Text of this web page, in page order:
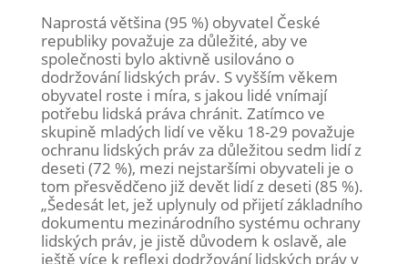
Naprostá většina (95 %) obyvatel České
republiky považuje za důležité, aby ve
společnosti bylo aktivně usilováno o
dodržování lidských práv. S vyšším věkem
obyvatel roste i míra, s jakou lidé vnímají
potřebu lidská práva chránit. Zatímco ve
skupině mladých lidí ve věku 18-29 považuje
ochranu lidských práv za důležitou sedm lidí z
deseti (72 %), mezi nejstaršími obyvateli je o
tom přesvědčeno již devět lidí z deseti (85 %).
„Šedesát let, jež uplynuly od přijetí základního
dokumentu mezinárodního systému ochrany
lidských práv, je jistě důvodem k oslavě, ale
ještě více k reflexi dodržování lidských práv v